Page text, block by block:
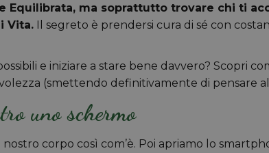
Equilibrata, ma soprattutto trovare chi ti
Vita. Il segreto è prendersi cura di sé con
e iniziare a stare bene davvero? Scopri
(smettendo definitivamente di pensare
uno schermo
corpo così com’è. Poi apriamo lo